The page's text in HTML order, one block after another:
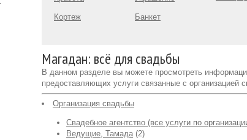
Кортеж Банкет
Магадан: всё для свадьбы
В данном разделе вы можете просмотреть
предоставляющих услуги связанные с организацией
Организация свадьбы
Свадебное агентство (все услуги по
Ведущие, Тамада(2)